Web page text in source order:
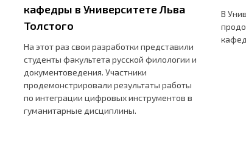
кафедры в Университете Льва
Толстого
На этот раз свои разработки представили
студенты факультета русской филологии и
документоведения. Участники
продемонстрировали результаты работы
по интеграции цифровых инструментов в
гуманитарные дисциплины.
В